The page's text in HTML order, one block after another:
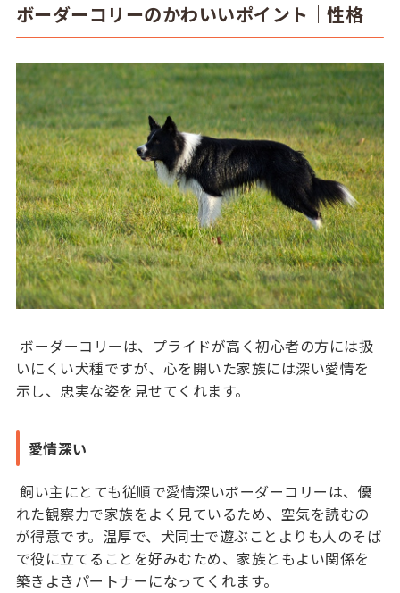
ボーダーコリーのかわいいポイント｜性格
ボーダーコリーは、プライドが高く初心者の方には扱
いにくい犬種ですが、心を開いた家族には深い愛情を
示し、忠実な姿を見せてくれます。
愛情深い
飼い主にとても従順で愛情深いボーダーコリーは、優
れた観察力で家族をよく見ているため、空気を読むの
が得意です。温厚で、犬同士で遊ぶことよりも人のそば
で役に立てることを好みむため、家族ともよい関係を
築きよきパートナーになってくれます。